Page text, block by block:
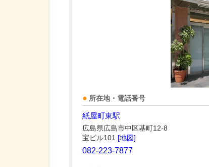
所在地・電話番号
紙屋町東駅
広島県広島市中区基町12-8
宝ビル101 [地図]
082-223-7877